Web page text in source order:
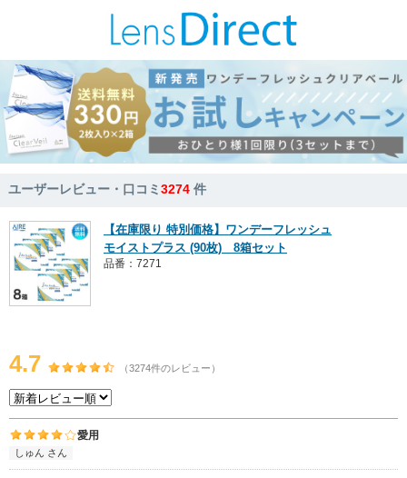
ユーザーレビュー・口コミ3274 件
【在庫限り 特別価格】ワンデーフレッシュ
モイストプラス (90枚) 8箱セット
品番：7271
4.7 （3274件のレビュー）
愛用
しゅん さん